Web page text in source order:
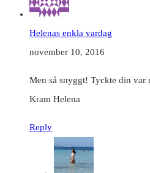
Helenas enkla vardag
november 10, 2016
Men så snyggt! Tyckte din var
Kram Helena
Reply